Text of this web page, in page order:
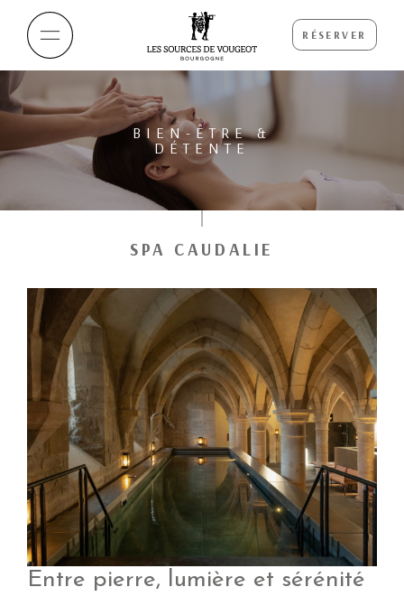
RÉSERVER
BIEN-ÊTRE &
DÉTENTE
SPA CAUDALIE
Entre pierre, lumière et sérénité